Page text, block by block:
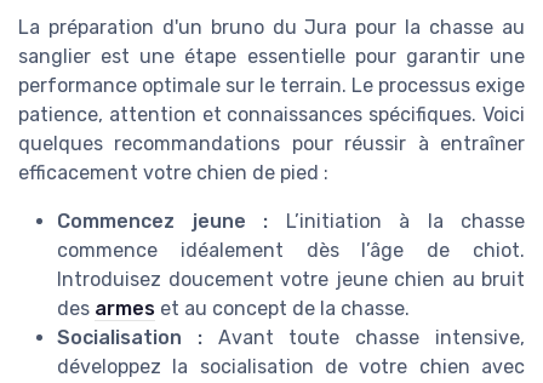
La préparation d'un bruno du Jura pour la chasse au
sanglier est une étape essentielle pour garantir une
performance optimale sur le terrain. Le processus exige
patience, attention et connaissances spécifiques. Voici
quelques recommandations pour réussir à entraîner
efficacement votre chien de pied :
Commencez jeune : L’initiation à la chasse
commence idéalement dès l’âge de chiot.
Introduisez doucement votre jeune chien au bruit
des armes et au concept de la chasse.
Socialisation :Avant toute chasse intensive,
développez la socialisation de votre chien avec